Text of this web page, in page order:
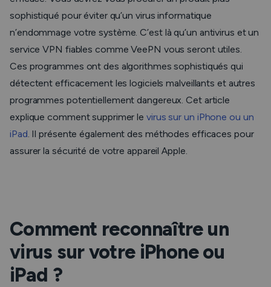
sophistiqué pour éviter qu’un virus informatique
n’endommage votre système. C’est là qu’un antivirus et un
service VPN fiables comme VeePN vous seront utiles.
Ces programmes ont des algorithmes sophistiqués qui
détectent efficacement les logiciels malveillants et autres
programmes potentiellement dangereux. Cet article
explique comment supprimer le virus sur un iPhone ou un
iPad. Il présente également des méthodes efficaces pour
assurer la sécurité de votre appareil Apple.
Comment reconnaître un
virus sur votre iPhone ou
iPad ?